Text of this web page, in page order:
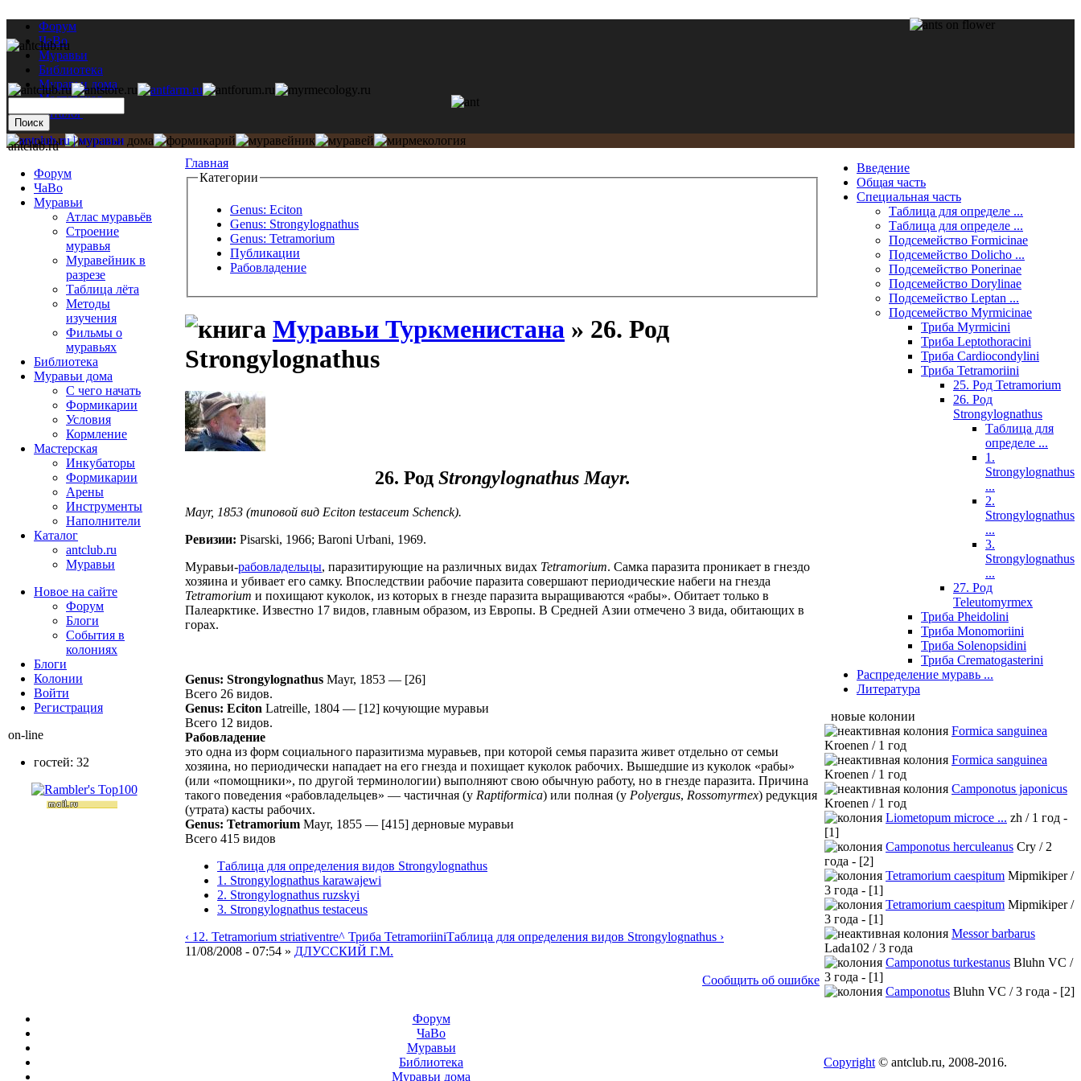
Форум
ЧаВо
Муравьи
Библиотека
Муравьи дома
Мастерская
Каталог
Главная
Категории
Genus: Eciton
Genus: Strongylognathus
Genus: Tetramorium
Публикации
Рабовладение
Муравьи Туркменистана » 26. Род
Strongylognathus
26. Род Strongylognathus Mayr.
Mayr, 1853 (типовой вид Eciton testaceum Schenck).
Ревизии: Pisarski, 1966; Baroni Urbani, 1969.
Муравьи-рабовладельцы, паразитирующие на различных видах Tetramorium. Самка паразита проникает в гнездо
хозяина и убивает его самку. Впоследствии рабочие паразита совершают периодические набеги на гнезда
Tetramorium и похищают куколок, из которых в гнезде паразита выращиваются «рабы». Обитает только в
Палеарктике. Известно 17 видов, главным образом, из Европы. В Средней Азии отмечено 3 вида, обитающих в
горах.
Genus: Strongylognathus Mayr, 1853 — [26]
Всего 26 видов.
Genus: Eciton Latreille, 1804 — [12] кочующие муравьи
Всего 12 видов.
Рабовладение
это одна из форм социального паразитизма муравьев, при которой семья паразита живет отдельно от семьи
хозяина, но периодически нападает на его гнезда и похищает куколок рабочих. Вышедшие из куколок «рабы»
(или «помощники», по другой терминологии) выполняют свою обычную работу, но в гнезде паразита. Причина
такого поведения «рабовладельцев» — частичная (у Raptiformica) или полная (у Polyergus, Rossomyrmex) редукция
(утрата) касты рабочих.
Genus: Tetramorium Mayr, 1855 — [415] дерновые муравьи
Всего 415 видов
Таблица для определения видов Strongylognathus
1. Strongylognathus karawajewi
2. Strongylognathus ruzskyi
3. Strongylognathus testaceus
‹ 12. Tetramorium striativentre^ Триба TetramoriiniТаблица для определения видов Strongylognathus ›
11/08/2008 - 07:54 » ДЛУССКИЙ Г.М.
Сообщить об ошибке
antclub.ru
Форум
ЧаВо
Муравьи
Атлас муравьёв
Строение
муравья
Муравейник в
разрезе
Таблица лёта
Методы
изучения
Фильмы о
муравьях
Библиотека
Муравьи дома
С чего начать
Формикарии
Условия
Кормление
Мастерская
Инкубаторы
Формикарии
Арены
Инструменты
Наполнители
Каталог
antclub.ru
Муравьи
Новое на сайте
Форум
Блоги
События в
колониях
Блоги
Колонии
Войти
Peгиcтpaция
on-line
гостей: 32
Введение
Общая часть
Специальная часть
Таблица для определе ...
Таблица для определе ...
Подсемейство Formicinae
Подсемейство Dolicho ...
Подсемейство Ponerinae
Подсемейство Dorylinae
Подсемейство Leptan ...
Подсемейство Myrmicinae
Триба Myrmicini
Триба Leptothoracini
Триба Cardiocondylini
Триба Tetramoriini
25. Род Tetramorium
26. Род
Strongylognathus
Таблица для
определе ...
1.
Strongylognathus
...
2.
Strongylognathus
...
3.
Strongylognathus
...
27. Род
Teleutomyrmex
Триба Pheidolini
Триба Monomoriini
Триба Solenopsidini
Триба Crematogasterini
Распределение муравь ...
Литература
новые колонии
Formica sanguinea
Kroenen / 1 год
Formica sanguinea
Kroenen / 1 год
Camponotus japonicus
Kroenen / 1 год
Liometopum microce ... zh / 1 год -
[1]
Camponotus herculeanus Cry / 2
года - [2]
Tetramorium caespitum Mipmikiper /
3 года - [1]
Tetramorium caespitum Mipmikiper /
3 года - [1]
Messor barbarus
Lada102 / 3 года
Camponotus turkestanus Bluhn VC /
3 года - [1]
Camponotus Bluhn VC / 3 года - [2]
Форум
ЧаВо
Муравьи
Библиотека
Муравьи дома
Copyright © antclub.ru, 2008-2016.